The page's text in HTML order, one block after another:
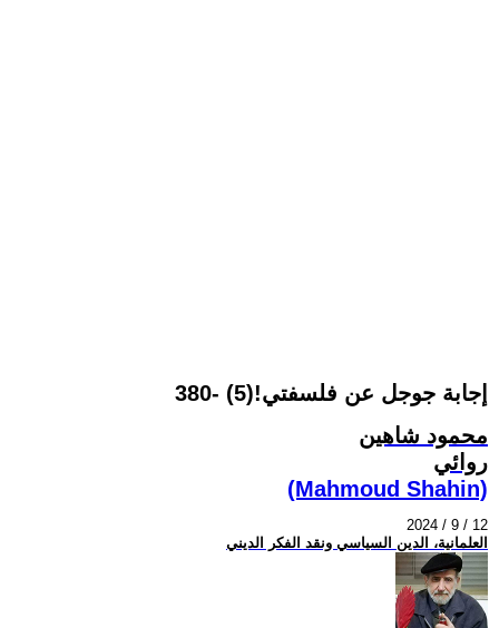
380- إجابة جوجل عن فلسفتي!(5)
محمود شاهين
روائي
(Mahmoud Shahin)
2024 / 9 / 12
العلمانية، الدين السياسي ونقد الفكر الديني